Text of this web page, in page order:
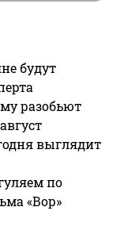
будут
разобьют
выглядит
по
«Вор»